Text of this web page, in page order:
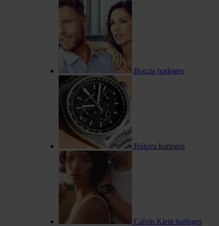
Boccia horloges
Bulova horloges
Calvin Klein horloges